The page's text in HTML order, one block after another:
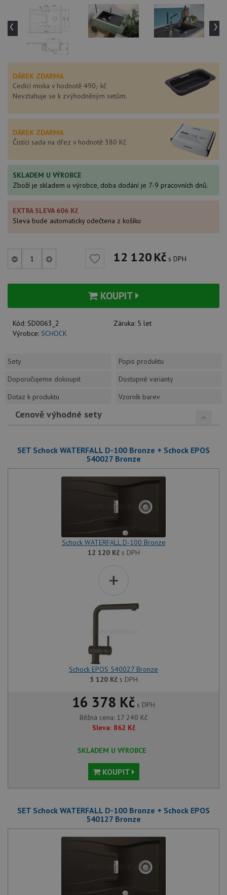
‹ ›
DÁREK ZDARMA
Cedící miska v hodnotě 490,- kč
Nevztahuje se k zvýhodněným setům.
DÁREK ZDARMA
Čistící sada na dřez v hodnotě 380 Kč
SKLADEM U VÝROBCE
Zboží je skladem u výrobce, doba dodání je 7-9 pracovních dnů.
EXTRA SLEVA 606 Kč
Sleva bude automaticky odečtena z košíku
12 120Kč s DPH
KOUPIT
Kód: SD0063_2 Záruka: 5 let
Výrobce: SCHOCK
Sety
Popis produktu
Doporučujeme dokoupit
Dostupné varianty
Dotaz k produktu
Vzorník barev
Cenově výhodné sety
SET Schock WATERFALL D-100 Bronze + Schock EPOS
540027 Bronze
Schock WATERFALL D-100 Bronze
12 120 Kčs DPH
+
Schock EPOS 540027 Bronze
5 120 Kčs DPH
16 378 Kč s DPH
Běžná cena: 17 240 Kč
Sleva: 862 Kč
SKLADEM U VÝROBCE
KOUPIT
SET Schock WATERFALL D-100 Bronze + Schock EPOS
540127 Bronze